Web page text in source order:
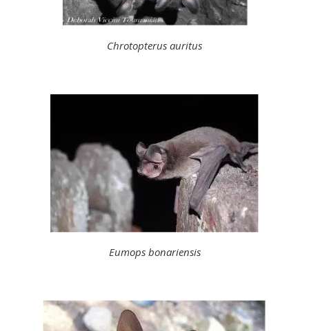
Chrotopterus auritus
Eumops bonariensis